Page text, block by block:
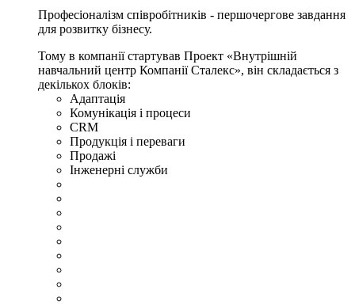
Професіоналізм співробітників - першочергове завдання
для розвитку бізнесу.
Тому в компанії стартував Проект «Внутрішній
навчальний центр Компанії Сталекс», він складається з
декількох блоків:
Адаптація
Комунікація і процеси
CRM
Продукція і переваги
Продажі
Інженерні служби